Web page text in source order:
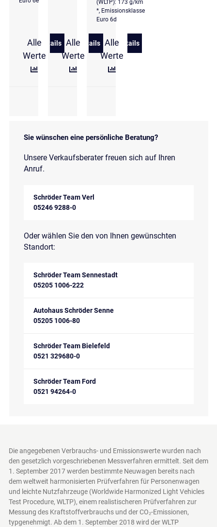
Alle
Werte
Details
zu Audi Q3 SUV TFSI tronic S line Matrix Pano DCC
Alle
Werte
Details
zu Audi Q3 40 TFSI quattro S line ACC
(WLTP): 173 g/km
*, Emissionsklasse
Euro 6d
Alle
Werte
Details
zu Audi Q3 Sportback 40
Sie wünschen eine persönliche Beratung?
Unsere Verkaufsberater freuen sich auf Ihren
Anruf.
Schröder Team Verl
05246 9288-0
Oder wählen Sie den von Ihnen gewünschten
Standort:
Schröder Team Sennestadt
05205 1006-222
Autohaus Schröder Senne
05205 1006-80
Schröder Team Bielefeld
0521 329680-0
Schröder Team Ford
0521 94264-0
Die angegebenen Verbrauchs- und Emissionswerte wurden nach
den gesetzlich vorgeschriebenen Messverfahren ermittelt. Seit dem
1. September 2017 werden bestimmte Neuwagen bereits nach
dem weltweit harmonisierten Prüfverfahren für Personenwagen
und leichte Nutzfahrzeuge (Worldwide Harmonized Light Vehicles
Test Procedure, WLTP), einem realistischeren Prüfverfahren zur
Messung des Kraftstoffverbrauchs und der CO₂-Emissionen,
typgenehmigt. Ab dem 1. September 2018 wird der WLTP